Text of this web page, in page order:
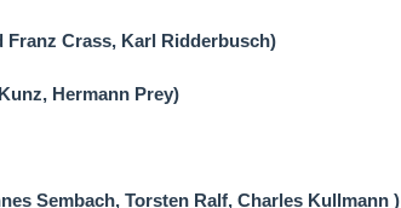
Crass, Karl Ridderbusch)
Hermann Prey)
Sembach, Torsten Ralf, Charles Kullmann )